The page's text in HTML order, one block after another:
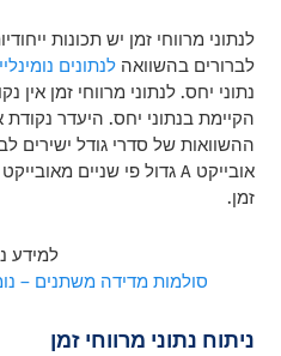
לנתוני מרווחי זמן יש תכונות
לברורים בהשוואהלנתונים
נתוני יחס. לנתוני מרווחי זמן
הקיימת בנתוני יחס. היעדר
ההשוואות של סדרי גודל ישירים
זמן.
למידע
סולמות מדידה משתנים –
ניתוח נתוני מרווחי זמן